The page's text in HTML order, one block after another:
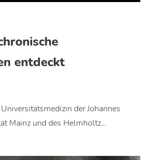
entdeckt
der Johannes
Mainz und des Helmholtz…